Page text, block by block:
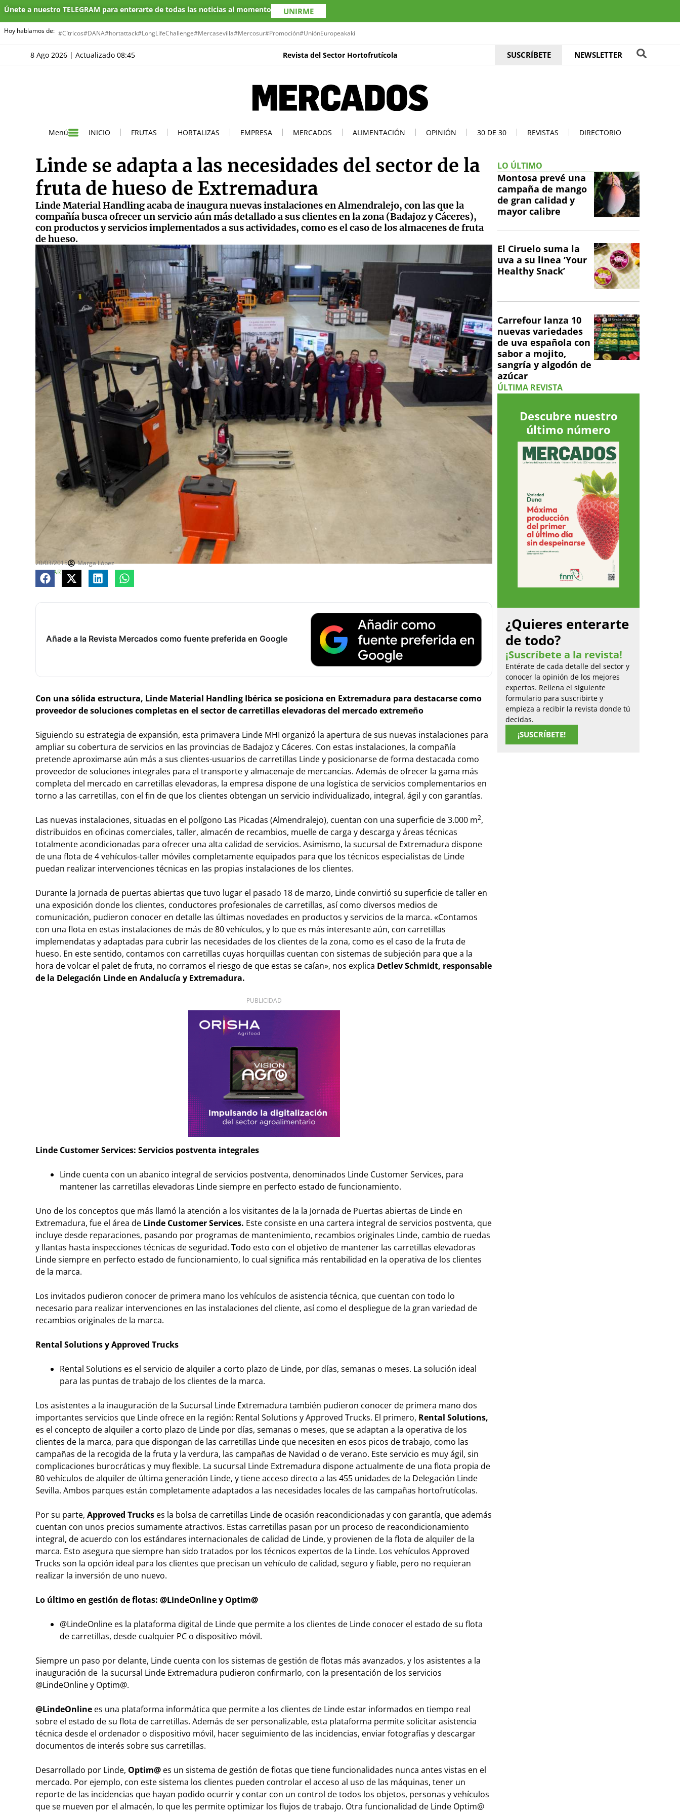
Únete a nuestro TELEGRAM para enterarte de todas las noticias al momento UNIRME
Hoy hablamos de: #Cítricos#DANA#hortattack#LongLifeChallenge#Mercasevilla#Mercosur#Promoción#UniónEuropeakaki
8 Ago 2026 | Actualizado 08:45 Revista del Sector Hortofrutícola SUSCRÍBETE NEWSLETTER
Menú INICIO FRUTAS HORTALIZAS EMPRESA MERCADOS ALIMENTACIÓN OPINIÓN 30 DE 30 REVISTAS DIRECTORIO
Linde se adapta a las necesidades del sector de la
fruta de hueso de Extremadura
Linde Material Handling acaba de inaugura nuevas instalaciones en Almendralejo, con las que la
compañía busca ofrecer un servicio aún más detallado a sus clientes en la zona (Badajoz y Cáceres),
con productos y servicios implementados a sus actividades, como es el caso de los almacenes de fruta
de hueso.
20/03/2015
Marga López
COMPARTE
Añade a la Revista Mercados como fuente preferida en Google
Con una sólida estructura, Linde Material Handling Ibérica se posiciona en Extremadura para destacarse como
proveedor de soluciones completas en el sector de carretillas elevadoras del mercado extremeño
Siguiendo su estrategia de expansión, esta primavera Linde MHI organizó la apertura de sus nuevas instalaciones para
ampliar su cobertura de servicios en las provincias de Badajoz y Cáceres. Con estas instalaciones, la compañía
pretende aproximarse aún más a sus clientes-usuarios de carretillas Linde y posicionarse de forma destacada como
proveedor de soluciones integrales para el transporte y almacenaje de mercancías. Además de ofrecer la gama más
completa del mercado en carretillas elevadoras, la empresa dispone de una logística de servicios complementarios en
torno a las carretillas, con el fin de que los clientes obtengan un servicio individualizado, integral, ágil y con garantías.
Las nuevas instalaciones, situadas en el polígono Las Picadas (Almendralejo), cuentan con una superficie de 3.000 m2,
distribuidos en oficinas comerciales, taller, almacén de recambios, muelle de carga y descarga y áreas técnicas
totalmente acondicionadas para ofrecer una alta calidad de servicios. Asimismo, la sucursal de Extremadura dispone
de una flota de 4 vehículos-taller móviles completamente equipados para que los técnicos especialistas de Linde
puedan realizar intervenciones técnicas en las propias instalaciones de los clientes.
Durante la Jornada de puertas abiertas que tuvo lugar el pasado 18 de marzo, Linde convirtió su superficie de taller en
una exposición donde los clientes, conductores profesionales de carretillas, así como diversos medios de
comunicación, pudieron conocer en detalle las últimas novedades en productos y servicios de la marca. «Contamos
con una flota en estas instalaciones de más de 80 vehículos, y lo que es más interesante aún, con carretillas
implemendatas y adaptadas para cubrir las necesidades de los clientes de la zona, como es el caso de la fruta de
hueso. En este sentido, contamos con carretillas cuyas horquillas cuentan con sistemas de subjeción para que a la
hora de volcar el palet de fruta, no corramos el riesgo de que estas se caían», nos explica Detlev Schmidt, responsable
de la Delegación Linde en Andalucía y Extremadura.
PUBLICIDAD
Linde Customer Services: Servicios postventa integrales
Linde cuenta con un abanico integral de servicios postventa, denominados Linde Customer Services, para
mantener las carretillas elevadoras Linde siempre en perfecto estado de funcionamiento.
Uno de los conceptos que más llamó la atención a los visitantes de la la Jornada de Puertas abiertas de Linde en
Extremadura, fue el área de Linde Customer Services. Este consiste en una cartera integral de servicios postventa, que
incluye desde reparaciones, pasando por programas de mantenimiento, recambios originales Linde, cambio de ruedas
y llantas hasta inspecciones técnicas de seguridad. Todo esto con el objetivo de mantener las carretillas elevadoras
Linde siempre en perfecto estado de funcionamiento, lo cual significa más rentabilidad en la operativa de los clientes
de la marca.
Los invitados pudieron conocer de primera mano los vehículos de asistencia técnica, que cuentan con todo lo
necesario para realizar intervenciones en las instalaciones del cliente, así como el despliegue de la gran variedad de
recambios originales de la marca.
Rental Solutions y Approved Trucks
Rental Solutions es el servicio de alquiler a corto plazo de Linde, por días, semanas o meses. La solución ideal
para las puntas de trabajo de los clientes de la marca.
Los asistentes a la inauguración de la Sucursal Linde Extremadura también pudieron conocer de primera mano dos
importantes servicios que Linde ofrece en la región: Rental Solutions y Approved Trucks. El primero, Rental Solutions,
es el concepto de alquiler a corto plazo de Linde por días, semanas o meses, que se adaptan a la operativa de los
clientes de la marca, para que dispongan de las carretillas Linde que necesiten en esos picos de trabajo, como las
campañas de la recogida de la fruta y la verdura, las campañas de Navidad o de verano. Este servicio es muy ágil, sin
complicaciones burocráticas y muy flexible. La sucursal Linde Extremadura dispone actualmente de una flota propia de
80 vehículos de alquiler de última generación Linde, y tiene acceso directo a las 455 unidades de la Delegación Linde
Sevilla. Ambos parques están completamente adaptados a las necesidades locales de las campañas hortofrutícolas.
Por su parte, Approved Trucks es la bolsa de carretillas Linde de ocasión reacondicionadas y con garantía, que además
cuentan con unos precios sumamente atractivos. Estas carretillas pasan por un proceso de reacondicionamiento
integral, de acuerdo con los estándares internacionales de calidad de Linde, y provienen de la flota de alquiler de la
marca. Esto asegura que siempre han sido tratados por los técnicos expertos de la Linde. Los vehículos Approved
Trucks son la opción ideal para los clientes que precisan un vehículo de calidad, seguro y fiable, pero no requieran
realizar la inversión de uno nuevo.
Lo último en gestión de flotas: @LindeOnliney Optim@
@LindeOnline es la plataforma digital de Linde que permite a los clientes de Linde conocer el estado de su flota
de carretillas, desde cualquier PC o dispositivo móvil.
Siempre un paso por delante, Linde cuenta con los sistemas de gestión de flotas más avanzados, y los asistentes a la
inauguración de la sucursal Linde Extremadura pudieron confirmarlo, con la presentación de los servicios
@LindeOnliney Optim@.
@LindeOnline es una plataforma informática que permite a los clientes de Linde estar informados en tiempo real
sobre el estado de su flota de carretillas. Además de ser personalizable, esta plataforma permite solicitar asistencia
técnica desde el ordenador o dispositivo móvil, hacer seguimiento de las incidencias, enviar fotografías y descargar
documentos de interés sobre sus carretillas.
Desarrollado por Linde, Optim@ es un sistema de gestión de flotas que tiene funcionalidades nunca antes vistas en el
mercado. Por ejemplo, con este sistema los clientes pueden controlar el acceso al uso de las máquinas, tener un
reporte de las incidencias que hayan podido ocurrir y contar con un control de todos los objetos, personas y vehículos
que se mueven por el almacén, lo que les permite optimizar los flujos de trabajo. Otra funcionalidad de Linde Optim@
LO ÚLTIMO
Montosa prevé una
campaña de mango
de gran calidad y
mayor calibre
El Ciruelo suma la
uva a su linea ‘Your
Healthy Snack’
Carrefour lanza 10
nuevas variedades
de uva española con
sabor a mojito,
sangría y algodón de
azúcar
ÚLTIMA REVISTA
Descubre nuestro
último número
¿Quieres enterarte
de todo?
¡Suscríbete a la revista!
Entérate de cada detalle del sector y
conocer la opinión de los mejores
expertos. Rellena el siguiente
formulario para suscribirte y
empieza a recibir la revista donde tú
decidas.
¡SUSCRÍBETE!